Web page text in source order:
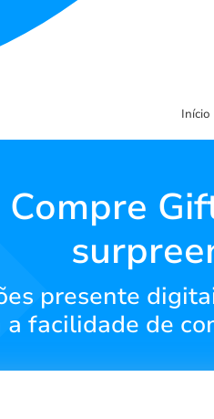
Início
Compre
presente
a facilidade de